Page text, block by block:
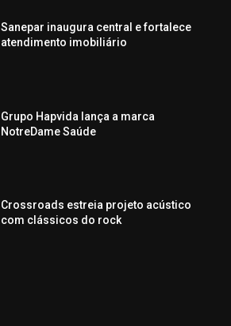
Sanepar inaugura central e fortalece
atendimento imobiliário
Grupo Hapvida lança a marca
NotreDame Saúde
Crossroads estreia projeto acústico
com clássicos do rock